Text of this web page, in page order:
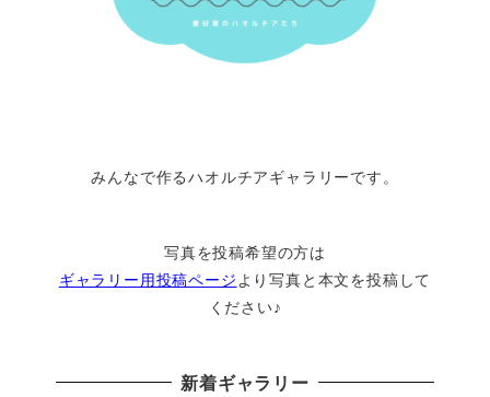
みんなで作るハオルチアギャラリーです。
写真を投稿希望の方は
ギャラリー用投稿ページ より写真と本文を投稿して
ください♪
新着ギャラリー